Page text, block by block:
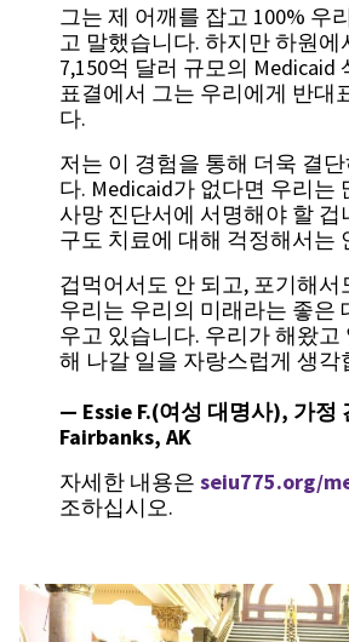
그는 제 어깨를 잡고 100% 우
고 말했습니다. 하지만 하원에
7,150억 달러 규모의 Medicaid
표결에서 그는 우리에게 반대
다.
저는 이 경험을 통해 더욱 결
다. Medicaid가 없다면 우리는
사망 진단서에 서명해야 할 겁
구도 치료에 대해 걱정해서는
겁먹어서도 안 되고, 포기해서
우리는 우리의 미래라는 좋은
우고 있습니다. 우리가 해왔고
해 나갈 일을 자랑스럽게 생각
— Essie F.(여성 대명사), 가정
Fairbanks, AK
자세한 내용은seiu775.org/
조하십시오.